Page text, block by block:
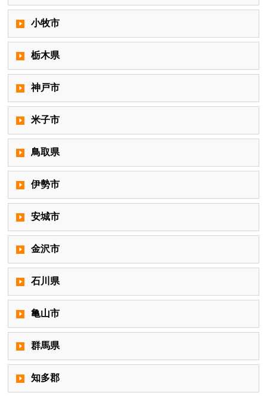
小牧市
栃木県
神戸市
米子市
鳥取県
伊勢市
安城市
金沢市
石川県
亀山市
群馬県
知多郡